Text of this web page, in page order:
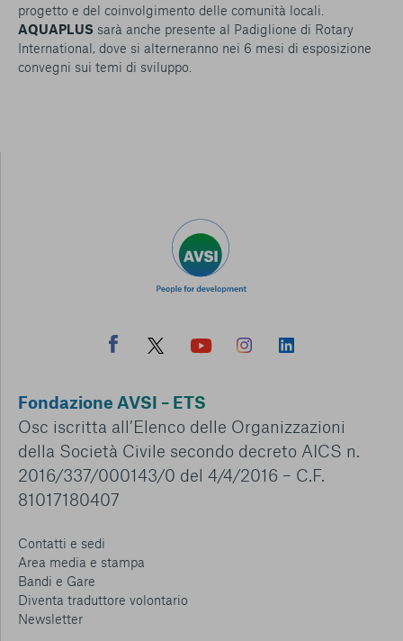
progetto e del coinvolgimento delle comunità locali.
AQUAPLUS sarà anche presente al Padiglione di Rotary
International, dove si alterneranno nei 6 mesi di esposizione
convegni sui temi di sviluppo
Fondazione AVSI – ETS
Osc iscritta all’Elenco delle Organizzazioni
della Società Civile secondo decreto AICS n.
2016/337/000143/0 del 4/4/2016 – C.F.
81017180407
Contatti e sedi
Area media e stampa
Bandi e Gare
Diventa traduttore volontario
Newsletter